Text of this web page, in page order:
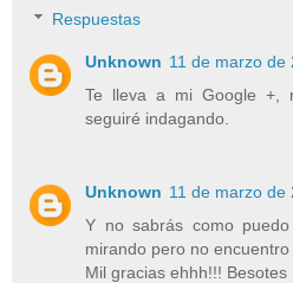
Respuestas
Unknown 11 de marzo de
Te lleva a mi Google +,
seguiré indagando.
Unknown 11 de marzo de
Y no sabrás como
mirando pero no encuentro
Mil gracias ehhh!!! Besotes